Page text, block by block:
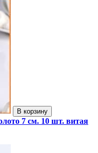
В корзину
7 см. 10 шт. витая